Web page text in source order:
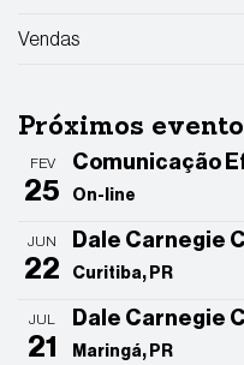
Vendas
Próximos
FEV
25
Comunicação
On-line
JUN
22
Dale Carnegie
Curitiba, PR
JUL
21
Dale Carnegie
Maringá, PR